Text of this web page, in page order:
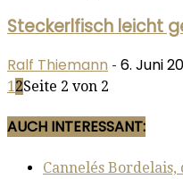
Steckerlfisch leicht
Ralf Thiemann - 6. Juni
12Seite 2 von 2
AUCH INTERESSANT:
Cannelés